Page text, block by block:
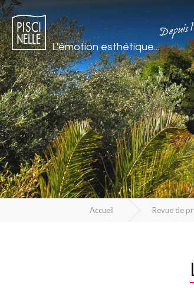
L'émotion esthétique...
Depuis
Accueil Revue de